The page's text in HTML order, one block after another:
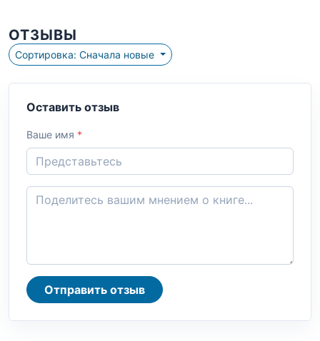
ОТЗЫВЫ
Сортировка: Сначала новые
Оставить отзыв
Ваше имя *
Отправить отзыв